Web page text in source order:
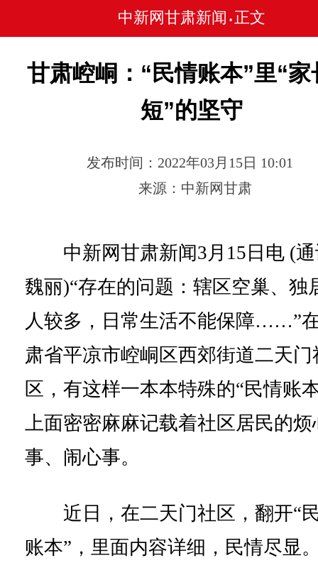
中新网甘肃新闻 • 正文
甘肃崆峒：“民情账本”里“家
短”的坚守
发布时间：2022年03月15日 10:01
来源：中新网甘肃
中新网甘肃新闻3月15日电 (通
魏丽)“存在的问题：辖区空巢、独
人较多，日常生活不能保障……”
肃省平凉市崆峒区西郊街道二天门
区，有这样一本本特殊的“民情账
上面密密麻麻记载着社区居民的烦
事、闹心事。
近日，在二天门社区，翻开“
账本”，里面内容详细，民情尽显